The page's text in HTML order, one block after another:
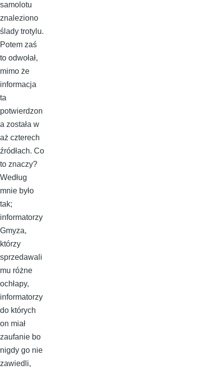
samolotu
znaleziono
ślady trotylu.
Potem zaś
to odwołał,
mimo że
informacja
ta
potwierdzon
a została w
aż czterech
źródłach. Co
to znaczy?
Według
mnie było
tak;
informatorzy
Gmyza,
którzy
sprzedawali
mu różne
ochłapy,
informatorzy
do których
on miał
zaufanie bo
nigdy go nie
zawiedli,